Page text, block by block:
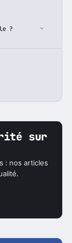
?
sur
: nos articles